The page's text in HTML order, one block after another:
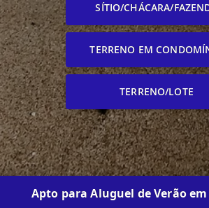
SÍTIO/CHÁCARA/
TERRENO EM
TERRENO/LOTE
Apto para Aluguel de Verão